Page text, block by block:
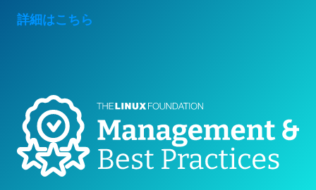
詳細はこちら